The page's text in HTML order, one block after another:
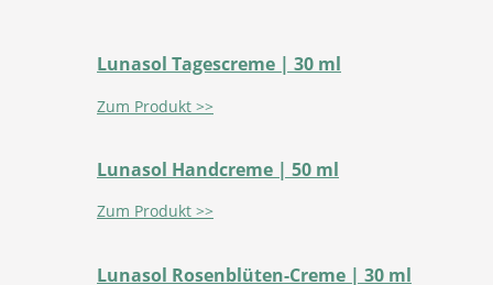
Lunasol Tagescreme | 30 ml
Zum Produkt >>
Lunasol Handcreme | 50 ml
Zum Produkt >>
Lunasol Rosenblüten-Creme | 30 ml